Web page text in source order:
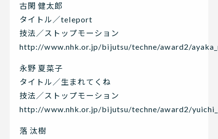
古閑 健太郎
タイトル／teleport
技法／ストップモーション
http://www.nhk.or.jp/bijutsu/techne/award2/
永野 夏菜子
タイトル／生まれてくね
技法／ストップモーション
http://www.nhk.or.jp/bijutsu/techne/award2/
落 汰樹